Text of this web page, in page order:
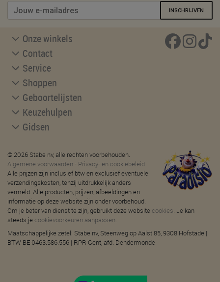
INSCHRIJVEN
Onze winkels
Contact
Service
Shoppen
Geboortelijsten
Keuzehulpen
Gidsen
© 2026 Stabe nv, alle rechten voorbehouden.
Algemene voorwaarden - Privacy- en cookiebeleid
Alle prijzen zijn inclusief btw en exclusief eventuele
verzendingskosten, tenzij uitdrukkelijk anders
vermeld. Alle producten, prijzen, afbeeldingen en
informatie op deze website zijn onder voorbehoud.
Om je beter van dienst te zijn, gebruikt deze website cookies. Je kan
steeds je cookievoorkeuren aanpassen.
Maatschappelijke zetel: Stabe nv, Steenweg op Aalst 85, 9308 Hofstade |
BTW BE 0463.586.556 | RPR Gent, afd. Dendermonde